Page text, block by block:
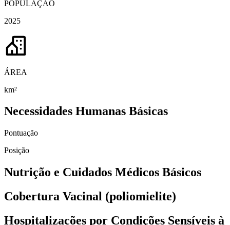
POPULAÇÃO
2025
ÁREA
km²
Necessidades Humanas Básicas
Pontuação
Posição
Nutrição e Cuidados Médicos Básicos
Cobertura Vacinal (poliomielite)
Hospitalizações por Condições Sensíveis à